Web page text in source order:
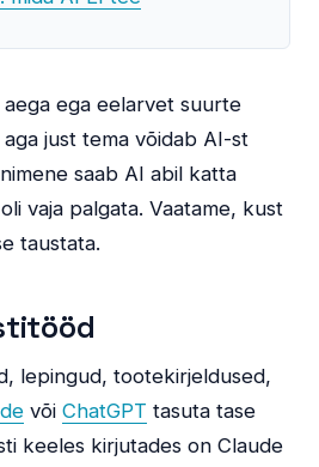
ega eelarvet suurte
just tema võidab AI-st
saab AI abil katta
vaja palgata. Vaatame, kust
taustata.
lepingud, tootekirjeldused,
või ChatGPT tasuta tase
keeles kirjutades on Claude